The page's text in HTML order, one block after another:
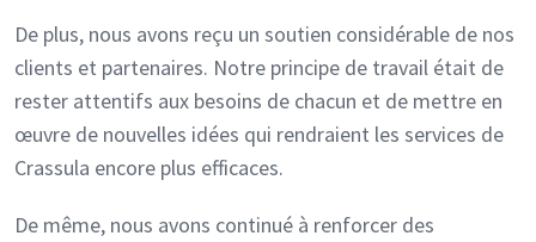
De plus, nous avons reçu un soutien considérable de nos
clients et partenaires. Notre principe de travail était de
rester attentifs aux besoins de chacun et de mettre en
œuvre de nouvelles idées qui rendraient les services de
Crassula encore plus efficaces.
De même, nous avons continué à renforcer des